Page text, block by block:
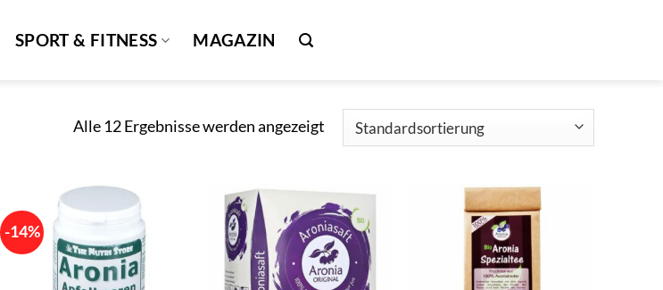
SPORT & FITNESS MAGAZIN
Alle 12 Ergebnisse werden angezeigt
-14%